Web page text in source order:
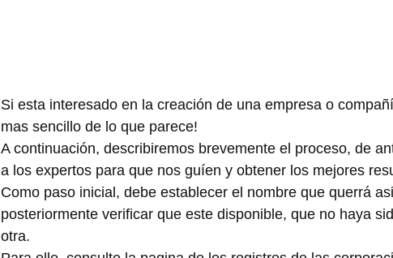
Si esta interesado en la creación de una empresa o
mas sencillo de lo que parece!
A continuación, describiremos brevemente el proceso, de
a los expertos para que nos guíen y obtener los mejores
Como paso inicial, debe establecer el nombre que querrá
posteriormente verificar que este disponible, que no haya
otra.